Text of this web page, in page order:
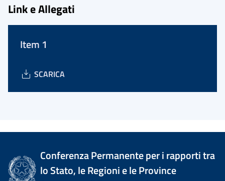
Link e Allegati
Item 1
SCARICA
Conferenza Permanente per i rapporti tra
lo Stato, le Regioni e le Province